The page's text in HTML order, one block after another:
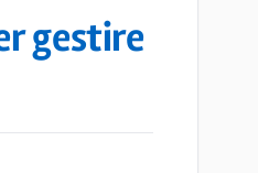
gestire